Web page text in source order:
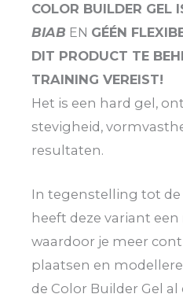
COLOR BUILDER GEL
BIAB EN GÉÉN
DIT PRODUCT TE
TRAINING VEREIST!
Het is een hard gel,
stevigheid,
resultaten.
In tegenstelling tot de
heeft deze variant een
waardoor je meer
plaatsen en
de Color Builder Gel al